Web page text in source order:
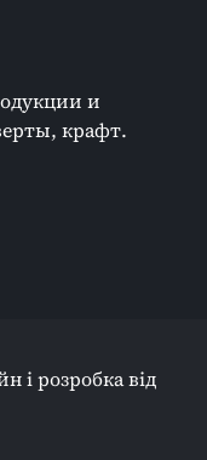
и
крафт.
і розробка від